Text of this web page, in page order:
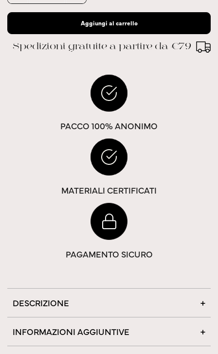
Aggiungi al carrello
Spedizioni gratuite a partire da €79
PACCO 100% ANONIMO
MATERIALI CERTIFICATI
PAGAMENTO SICURO
DESCRIZIONE
INFORMAZIONI AGGIUNTIVE